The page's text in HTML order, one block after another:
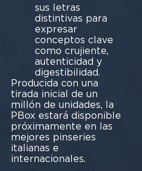
sus letras
distintivas para
expresar
conceptos clave
como crujiente,
autenticidad y
digestibilidad.
Producida con una
tirada inicial de un
millón de unidades, la
PBox estará disponible
próximamente en las
mejores pinseries
italianas e
internacionales.